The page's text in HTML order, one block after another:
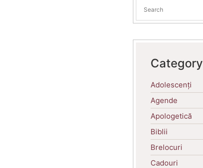
Category
Adolescenți
Agende
Apologetică
Biblii
Brelocuri
Cadouri